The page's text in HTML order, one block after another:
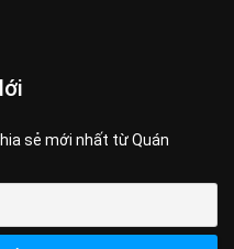
sẻ mới nhất từ Quán